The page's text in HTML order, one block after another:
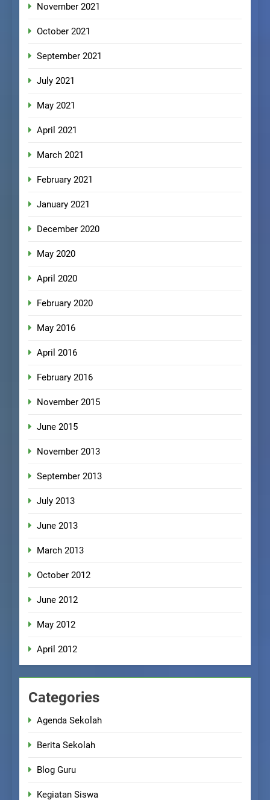
November 2021
October 2021
September 2021
July 2021
May 2021
April 2021
March 2021
February 2021
January 2021
December 2020
May 2020
April 2020
February 2020
May 2016
April 2016
February 2016
November 2015
June 2015
November 2013
September 2013
July 2013
June 2013
March 2013
October 2012
June 2012
May 2012
April 2012
Categories
Agenda Sekolah
Berita Sekolah
Blog Guru
Kegiatan Siswa